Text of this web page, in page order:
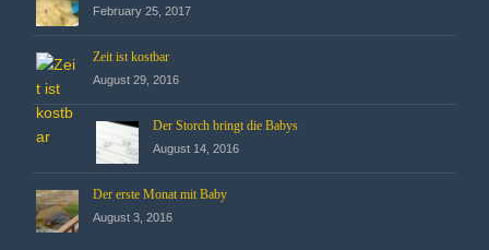
February 25, 2017
Zeit ist kostbar
August 29, 2016
Der Storch bringt die Babys
August 14, 2016
Der erste Monat mit Baby
August 3, 2016